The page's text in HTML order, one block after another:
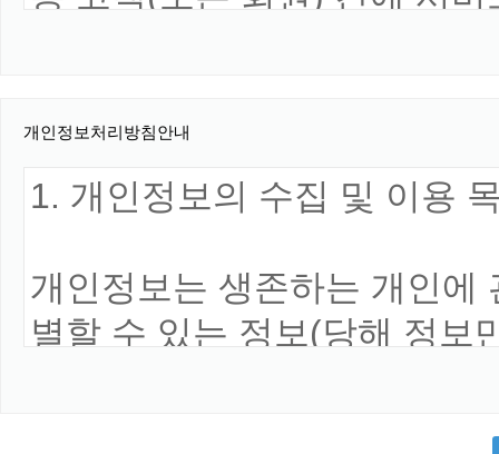
개인정보처리방침안내